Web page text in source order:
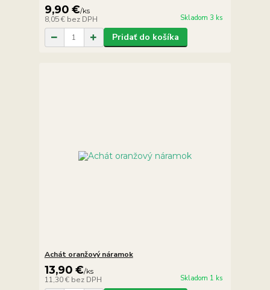
9,90 €/ks
8,05 € bez DPH Skladom 3 ks
Pridať do košíka
Achát oranžový náramok
13,90 €/ks
11,30 € bez DPH Skladom 1 ks